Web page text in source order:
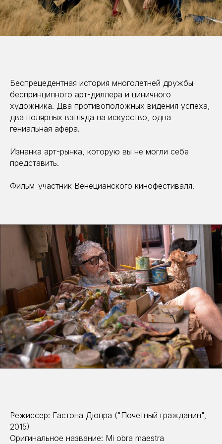
Беспрецедентная история многолетней дружбы
беспринципного арт-диллера и циничного
художника. Два противоположных видения успеха,
два полярных взгляда на искусство, одна
гениальная афера.
Изнанка арт-рынка, которую вы не могли себе
представить.
Фильм-участник Венецианского кинофестиваля.
Режиссер: Гастона Дюпра ("Почетный гражданин",
2015)
Оригинальное название: Mi obra maestra